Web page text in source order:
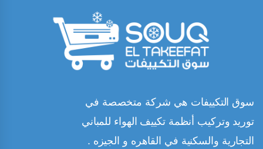
سوق التكييفات هي شركة متخصصة في
توريد وتركيب أنظمة تكييف الهواء للمباني
التجارية والسكنية في القاهره و الجيزه .